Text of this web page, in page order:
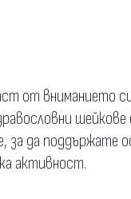
от вниманието
да поддържате
активност.